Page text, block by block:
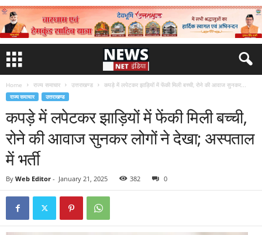
Home राज्य समाचार उत्तराखण्ड कपड़े में लपेटकर झाड़ियों में फेंकी मिली बच्ची, रोने की आवाज सुनकर...
राज्य समाचार उत्तराखण्ड
कपड़े में लपेटकर झाड़ियों में फेंकी मिली बच्ची,
रोने की आवाज सुनकर लोगों ने देखा; अस्पताल
में भर्ती
By Web Editor - January 21, 2025 382 0